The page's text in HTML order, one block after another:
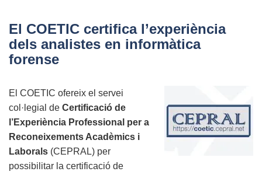
a
no
El COETIC certifica l’experiència
dels analistes en informàtica
forense
El COETIC ofereix el servei
col·legial de Certificació de
l’Experiència Professional per a
Reconeixements Acadèmics i
Laborals (CEPRAL) per
possibilitar la certificació de